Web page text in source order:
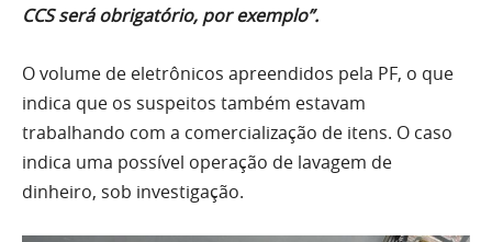
CCS será obrigatório, por exemplo”.
O volume de eletrônicos apreendidos pela PF, o que
indica que os suspeitos também estavam
trabalhando com a comercialização de itens. O caso
indica uma possível operação de lavagem de
dinheiro, sob investigação.